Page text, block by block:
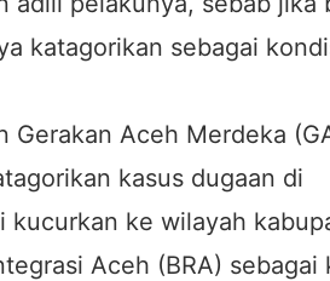
katagorikan sebagai
Gerakan Aceh Merdeka
kasus dugaan di
kucurkan ke wilayah
Aceh (BRA) sebagai